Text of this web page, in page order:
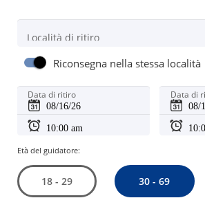
Località di ritiro
Riconsegna nella stessa località
Data di ritiro Data di
Età del guidatore:
18 - 29 30 - 69